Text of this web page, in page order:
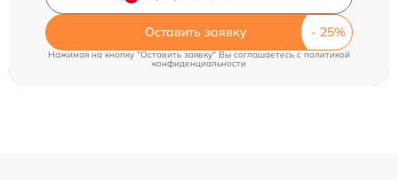
Оставить заявку
Нажимая на кнопку "Оставить заявку" Вы соглашаетесь cполитикой
конфиденциальности